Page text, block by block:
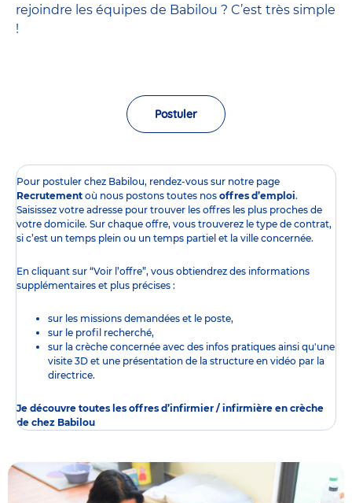
rejoindre les équipes de Babilou ? C’est très simple
!
Postuler
Pour postuler chez Babilou, rendez-vous sur notre page
Recrutement où nous postons toutes nos offres d’emploi.
Saisissez votre adresse pour trouver les offres les plus proches de
votre domicile. Sur chaque offre, vous trouverez le type de contrat,
si c’est un temps plein ou un temps partiel et la ville concernée.
En cliquant sur “Voir l’offre”, vous obtiendrez des informations
supplémentaires et plus précises :
sur les missions demandées et le poste,
sur le profil recherché,
sur la crèche concernée avec des infos pratiques ainsi qu'une
visite 3D et une présentation de la structure en vidéo par la
directrice.
Je découvre toutes les offres d’infirmier / infirmière en crèche
de chez Babilou